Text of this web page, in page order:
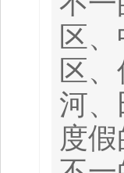
区
区
河
度